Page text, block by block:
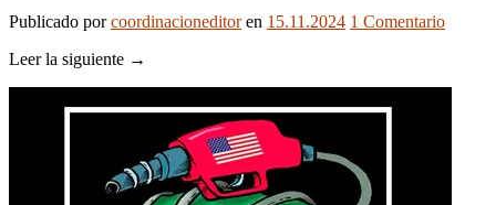
Publicado porcoordinacioneditor en 15.11.2024 1 Comentario
Leer la siguiente →